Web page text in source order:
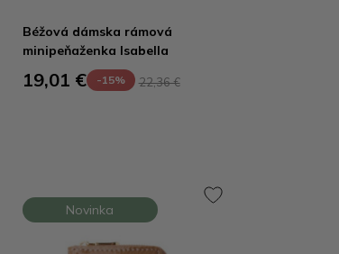
Béžová dámska rámová
minipeňaženka Isabella
19,01 € -15% 22,36 €
Novinka